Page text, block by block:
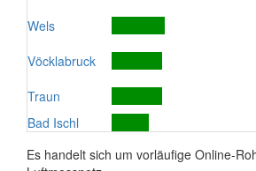
Wels
Vöcklabruck
Traun
Bad Ischl
Es handelt sich um vorläufige Online-